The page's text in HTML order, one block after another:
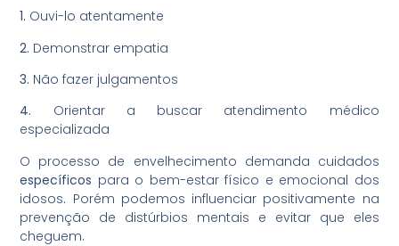
1. Ouvi-lo atentamente
2. Demonstrar empatia
3. Não fazer julgamentos
4. Orientar a buscar atendimento médico
especializada
O processo de envelhecimento demanda cuidados
específicos para o bem-estar físico e emocional dos
idosos. Porém podemos influenciar positivamente na
prevenção de distúrbios mentais e evitar que eles
cheguem.